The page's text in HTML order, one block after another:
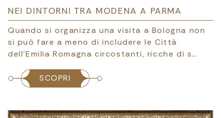
NEI DINTORNI TRA MODENA A PARMA
Quando si organizza una visita a Bologna non
si può fare a meno di includere le Città
dell’Emilia Romagna circostanti, ricche di s…
SCOPRI